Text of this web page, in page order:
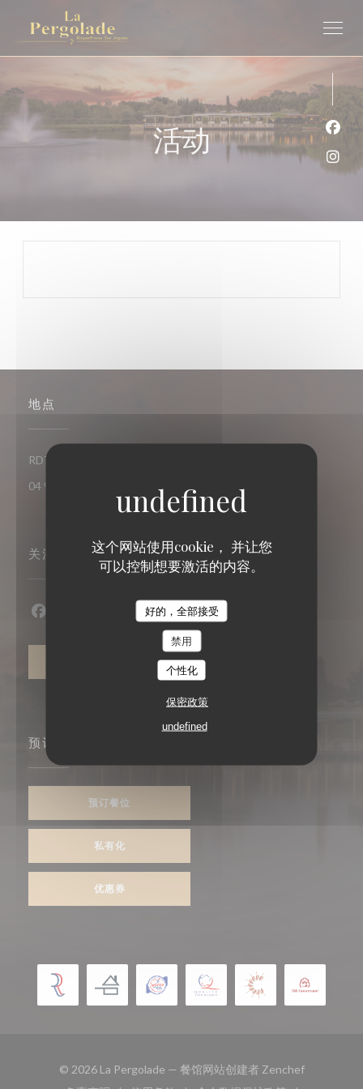
Cookie管理面板
这个网站使用cookie， 并让您
可以控制想要激活的内容。
好的，全部接受
禁用
个性化
保密政策
undefined
活动
地点
RD7 le bas fournel 83520 Roquebrune-sur-Argens
((在新窗口中打
04 98 12 36 31
关注我们
Facebook ((在新窗口中打开))
Instagram ((在新窗口中打开))
预订
预订餐位
私有化
优惠券
© 2026 La Pergolade — 餐馆网站创建者 Zenchef((在新窗口